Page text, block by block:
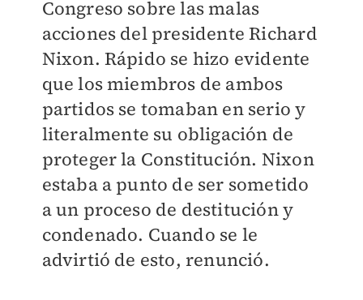
Congreso sobre las malas
acciones del presidente Richard
Nixon. Rápido se hizo evidente
que los miembros de ambos
partidos se tomaban en serio y
literalmente su obligación de
proteger la Constitución. Nixon
estaba a punto de ser sometido
a un proceso de destitución y
condenado. Cuando se le
advirtió de esto, renunció.